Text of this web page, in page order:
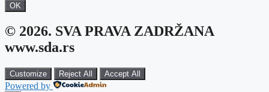
OK
© 2026. SVA PRAVA ZADRŽANA
www.sda.rs
Customize Reject All Accept All
Powered by